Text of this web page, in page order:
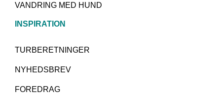
VANDRING MED HUND
INSPIRATION
TURBERETNINGER
NYHEDSBREV
FOREDRAG